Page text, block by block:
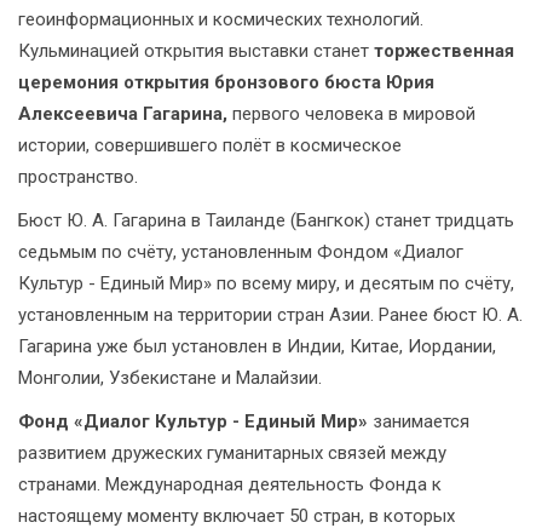
геоинформационных и космических технологий.
Кульминацией открытия выставки станет торжественная
церемония открытия бронзового бюста Юрия
Алексеевича Гагарина, первого человека в мировой
истории, совершившего полёт в космическое
пространство.
Бюст Ю. А. Гагарина в Таиланде (Бангкок) станет тридцать
седьмым по счёту, установленным Фондом «Диалог
Культур - Единый Мир» по всему миру, и десятым по счёту,
установленным на территории стран Азии. Ранее бюст Ю. А.
Гагарина уже был установлен в Индии, Китае, Иордании,
Монголии, Узбекистане и Малайзии.
Фонд «Диалог Культур - Единый Мир» занимается
развитием дружеских гуманитарных связей между
странами. Международная деятельность Фонда к
настоящему моменту включает 50 стран, в которых